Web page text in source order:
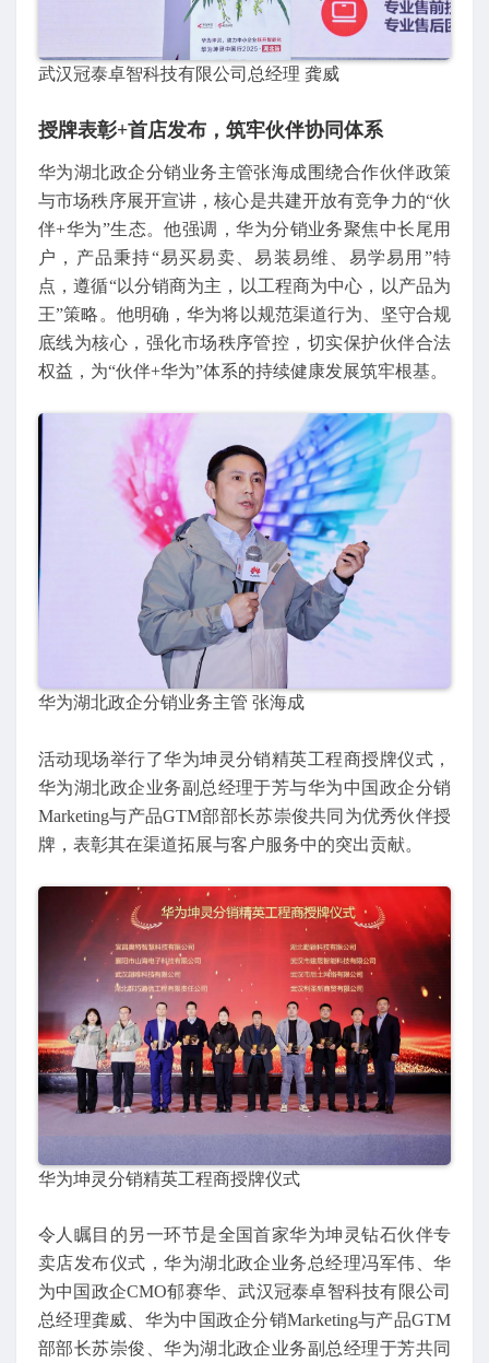
武汉冠泰卓智科技有限公司总经理 龚威
授牌表彰+首店发布，筑牢伙伴协同体系
华为湖北政企分销业务主管张海成围绕合作伙伴政策
与市场秩序展开宣讲，核心是共建开放有竞争力的“伙
伴+华为”生态。他强调，华为分销业务聚焦中长尾用
户，产品秉持“易买易卖、易装易维、易学易用”特
点，遵循“以分销商为主，以工程商为中心，以产品为
王”策略。他明确，华为将以规范渠道行为、坚守合规
底线为核心，强化市场秩序管控，切实保护伙伴合法
权益，为“伙伴+华为”体系的持续健康发展筑牢根基。
华为湖北政企分销业务主管 张海成
活动现场举行了华为坤灵分销精英工程商授牌仪式，
华为湖北政企业务副总经理于芳与华为中国政企分销
Marketing与产品GTM部部长苏崇俊共同为优秀伙伴授
牌，表彰其在渠道拓展与客户服务中的突出贡献。
华为坤灵分销精英工程商授牌仪式
令人瞩目的另一环节是全国首家华为坤灵钻石伙伴专
卖店发布仪式，华为湖北政企业务总经理冯军伟、华
为中国政企CMO郁赛华、武汉冠泰卓智科技有限公司
总经理龚威、华为中国政企分销Marketing与产品GTM
部部长苏崇俊、华为湖北政企业务副总经理于芳共同